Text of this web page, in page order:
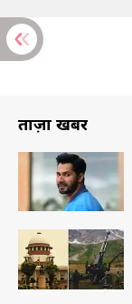
ताज़ा खबरें